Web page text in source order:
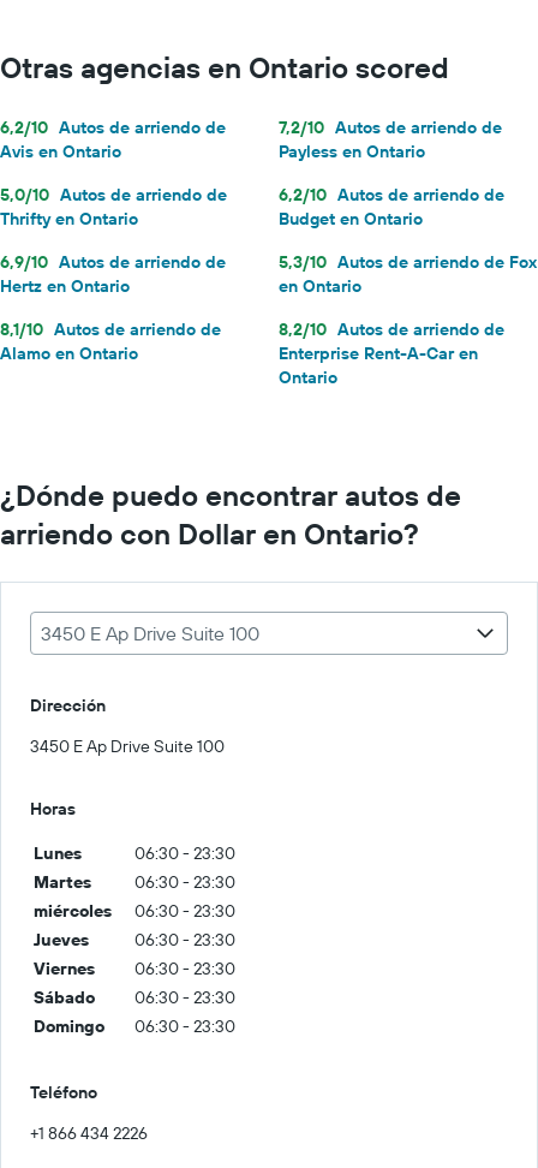
Otras agencias en Ontario scored
6,2/10 Autos de arriendo de
Avis en Ontario
7,2/10 Autos de arriendo de
Payless en Ontario
5,0/10 Autos de arriendo de
Thrifty en Ontario
6,2/10 Autos de arriendo de
Budget en Ontario
6,9/10 Autos de arriendo de
Hertz en Ontario
5,3/10 Autos de arriendo de Fox
en Ontario
8,1/10 Autos de arriendo de
Alamo en Ontario
8,2/10 Autos de arriendo de
Enterprise Rent-A-Car en
Ontario
¿Dónde puedo encontrar autos de
arriendo con Dollar en Ontario?
3450 E Ap Drive Suite 100
Dirección
3450 E Ap Drive Suite 100
Horas
Lunes
06:30 - 23:30
Martes
06:30 - 23:30
miércoles
06:30 - 23:30
Jueves
06:30 - 23:30
Viernes
06:30 - 23:30
Sábado
06:30 - 23:30
Domingo
06:30 - 23:30
Teléfono
+1 866 434 2226